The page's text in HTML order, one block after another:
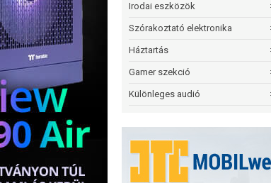
Irodai eszközök
Szórakoztató elektronika
Háztartás
Gamer szekció
Különleges audió